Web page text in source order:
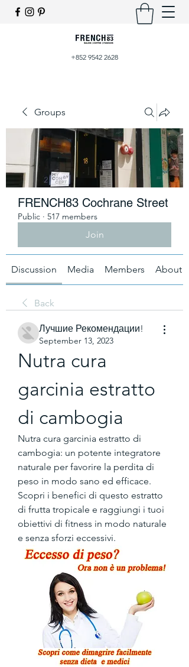
+852 9542 2628
Groups
FRENCH83 Cochrane Street
Public · 517 members
Join
Discussion Media Members About
Back
Лучшие Рекомендации!
September 13, 2023
Nutra cura
garcinia estratto
di cambogia
Nutra cura garcinia estratto di
cambogia: un potente integratore
naturale per favorire la perdita di
peso in modo sano ed efficace.
Scopri i benefici di questo estratto
di frutta tropicale e raggiungi i tuoi
obiettivi di fitness in modo naturale
e senza sforzi eccessivi.